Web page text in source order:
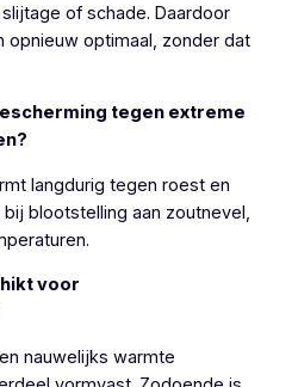
of schade. Daardoor
opnieuw optimaal, zonder dat
tegen extreme
langdurig tegen roest en
blootstelling aan zoutnevel,
voor
nauwelijks warmte